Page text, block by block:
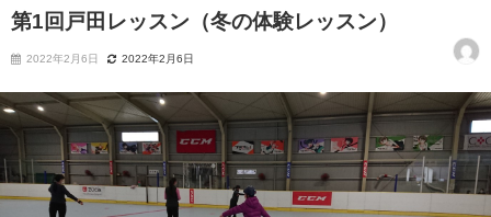
第1回戸田レッスン（冬の体験レッスン）
2022年2月6日 2022年2月6日